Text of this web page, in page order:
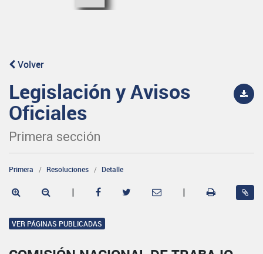
Volver
Legislación y Avisos
Oficiales
Primera sección
Primera Resoluciones Detalle
| |
VER PÁGINAS PUBLICADAS